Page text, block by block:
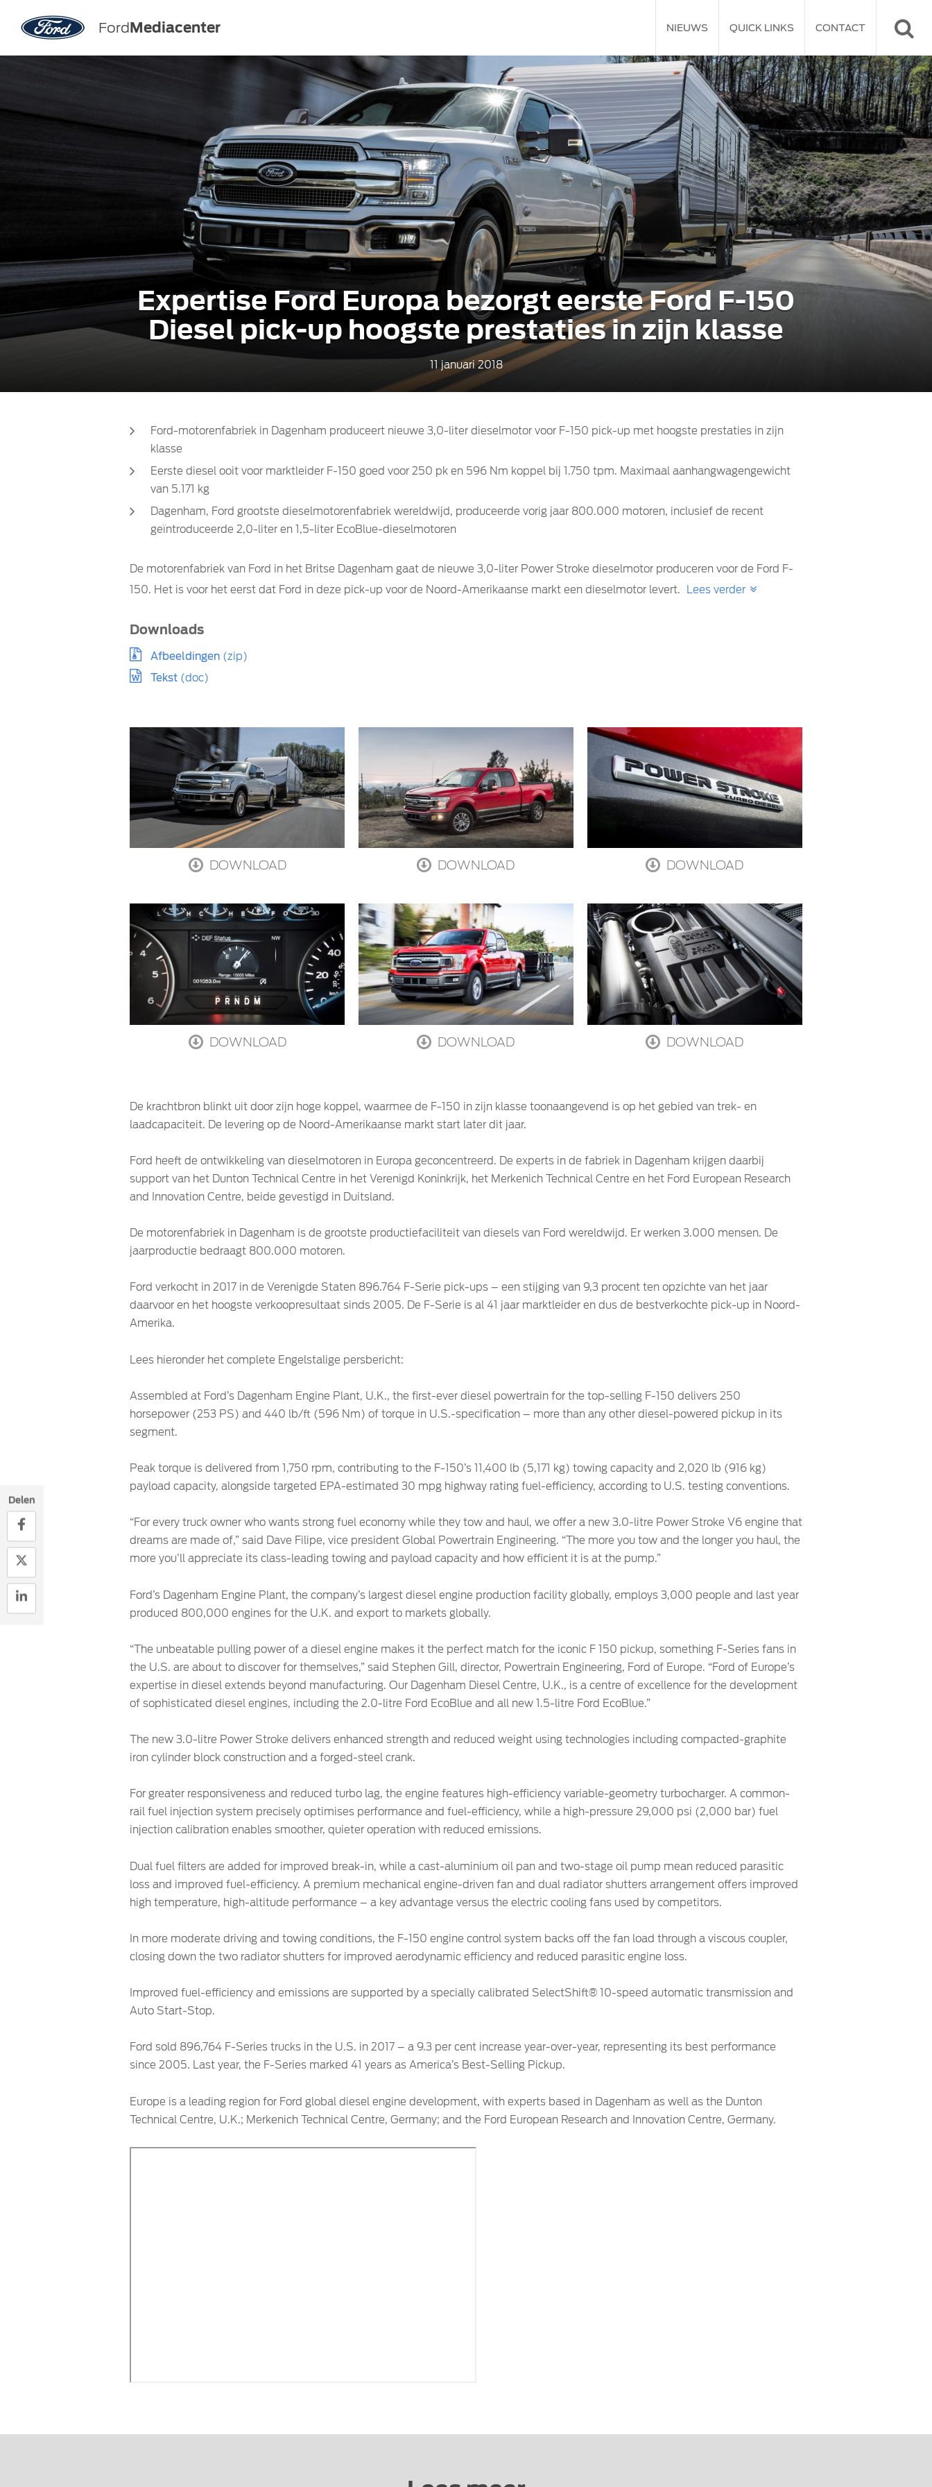
FordMediacenter NIEUWS QUICK LINKS CONTACT
Expertise Ford Europa bezorgt eerste Ford F-150
Diesel pick-up hoogste prestaties in zijn klasse
11 januari 2018
Ford-motorenfabriek in Dagenham produceert nieuwe 3,0-liter dieselmotor voor F-150 pick-up met hoogste prestaties in zijn
klasse
Eerste diesel ooit voor marktleider F-150 goed voor 250 pk en 596 Nm koppel bij 1.750 tpm. Maximaal aanhangwagengewicht
van 5.171 kg
Dagenham, Ford grootste dieselmotorenfabriek wereldwijd, produceerde vorig jaar 800.000 motoren, inclusief de recent
geïntroduceerde 2,0-liter en 1,5-liter EcoBlue-dieselmotoren
De motorenfabriek van Ford in het Britse Dagenham gaat de nieuwe 3,0-liter Power Stroke dieselmotor produceren voor de Ford F-
150. Het is voor het eerst dat Ford in deze pick-up voor de Noord-Amerikaanse markt een dieselmotor levert.
Lees verder
Downloads
Afbeeldingen (zip)
Tekst (doc)
DOWNLOAD DOWNLOAD DOWNLOAD
DOWNLOAD DOWNLOAD DOWNLOAD
De krachtbron blinkt uit door zijn hoge koppel, waarmee de F-150 in zijn klasse toonaangevend is op het gebied van trek- en
laadcapaciteit. De levering op de Noord-Amerikaanse markt start later dit jaar.
Ford heeft de ontwikkeling van dieselmotoren in Europa geconcentreerd. De experts in de fabriek in Dagenham krijgen daarbij
support van het Dunton Technical Centre in het Verenigd Koninkrijk, het Merkenich Technical Centre en het Ford European Research
and Innovation Centre, beide gevestigd in Duitsland.
De motorenfabriek in Dagenham is de grootste productiefaciliteit van diesels van Ford wereldwijd. Er werken 3.000 mensen. De
jaarproductie bedraagt 800.000 motoren.
Ford verkocht in 2017 in de Verenigde Staten 896.764 F-Serie pick-ups – een stijging van 9,3 procent ten opzichte van het jaar
daarvoor en het hoogste verkoopresultaat sinds 2005. De F-Serie is al 41 jaar marktleider en dus de bestverkochte pick-up in Noord-
Amerika.
Lees hieronder het complete Engelstalige persbericht:
Assembled at Ford’s Dagenham Engine Plant, U.K., the first-ever diesel powertrain for the top-selling F-150 delivers 250
horsepower (253 PS) and 440 lb/ft (596 Nm) of torque in U.S.-specification – more than any other diesel-powered pickup in its
segment.
Peak torque is delivered from 1,750 rpm, contributing to the F-150’s 11,400 lb (5,171 kg) towing capacity and 2,020 lb (916 kg)
payload capacity, alongside targeted EPA-estimated 30 mpg highway rating fuel-efficiency, according to U.S. testing conventions.
“For every truck owner who wants strong fuel economy while they tow and haul, we offer a new 3.0-litre Power Stroke V6 engine that
dreams are made of,” said Dave Filipe, vice president Global Powertrain Engineering. “The more you tow and the longer you haul, the
more you’ll appreciate its class-leading towing and payload capacity and how efficient it is at the pump.”
Ford’s Dagenham Engine Plant, the company’s largest diesel engine production facility globally, employs 3,000 people and last year
produced 800,000 engines for the U.K. and export to markets globally.
“The unbeatable pulling power of a diesel engine makes it the perfect match for the iconic F 150 pickup, something F-Series fans in
the U.S. are about to discover for themselves,” said Stephen Gill, director, Powertrain Engineering, Ford of Europe. “Ford of Europe’s
expertise in diesel extends beyond manufacturing. Our Dagenham Diesel Centre, U.K., is a centre of excellence for the development
of sophisticated diesel engines, including the 2.0-litre Ford EcoBlue and all new 1.5-litre Ford EcoBlue.”
The new 3.0-litre Power Stroke delivers enhanced strength and reduced weight using technologies including compacted-graphite
iron cylinder block construction and a forged-steel crank.
For greater responsiveness and reduced turbo lag, the engine features high-efficiency variable-geometry turbocharger. A common-
rail fuel injection system precisely optimises performance and fuel-efficiency, while a high-pressure 29,000 psi (2,000 bar) fuel
injection calibration enables smoother, quieter operation with reduced emissions.
Dual fuel filters are added for improved break-in, while a cast-aluminium oil pan and two-stage oil pump mean reduced parasitic
loss and improved fuel-efficiency. A premium mechanical engine-driven fan and dual radiator shutters arrangement offers improved
high temperature, high-altitude performance – a key advantage versus the electric cooling fans used by competitors.
In more moderate driving and towing conditions, the F-150 engine control system backs off the fan load through a viscous coupler,
closing down the two radiator shutters for improved aerodynamic efficiency and reduced parasitic engine loss.
Improved fuel-efficiency and emissions are supported by a specially calibrated SelectShift® 10-speed automatic transmission and
Auto Start-Stop.
Ford sold 896,764 F-Series trucks in the U.S. in 2017 – a 9.3 per cent increase year-over-year, representing its best performance
since 2005. Last year, the F-Series marked 41 years as America’s Best-Selling Pickup.
Europe is a leading region for Ford global diesel engine development, with experts based in Dagenham as well as the Dunton
Technical Centre, U.K.; Merkenich Technical Centre, Germany; and the Ford European Research and Innovation Centre, Germany.
Delen